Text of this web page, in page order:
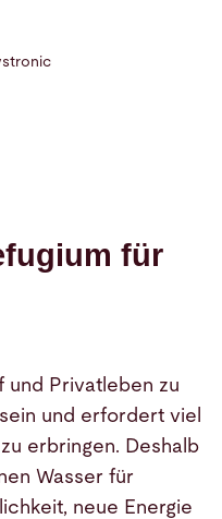
für
und Privatleben zu
und erfordert viel
erbringen. Deshalb
Wasser für
neue Energie